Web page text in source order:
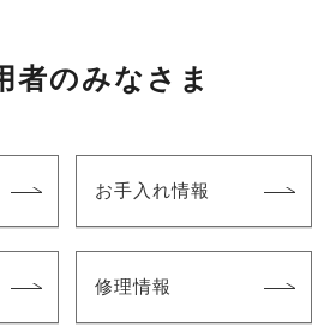
者のみなさま
お手入れ情報
修理情報